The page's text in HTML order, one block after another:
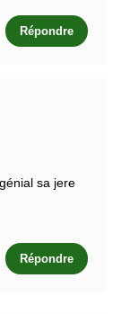
Répondre
sa jere
Répondre